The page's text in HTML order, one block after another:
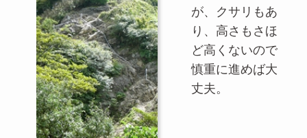
が、クサリもあ
り、高さもさほ
ど高くないので
慎重に進めば大
丈夫。